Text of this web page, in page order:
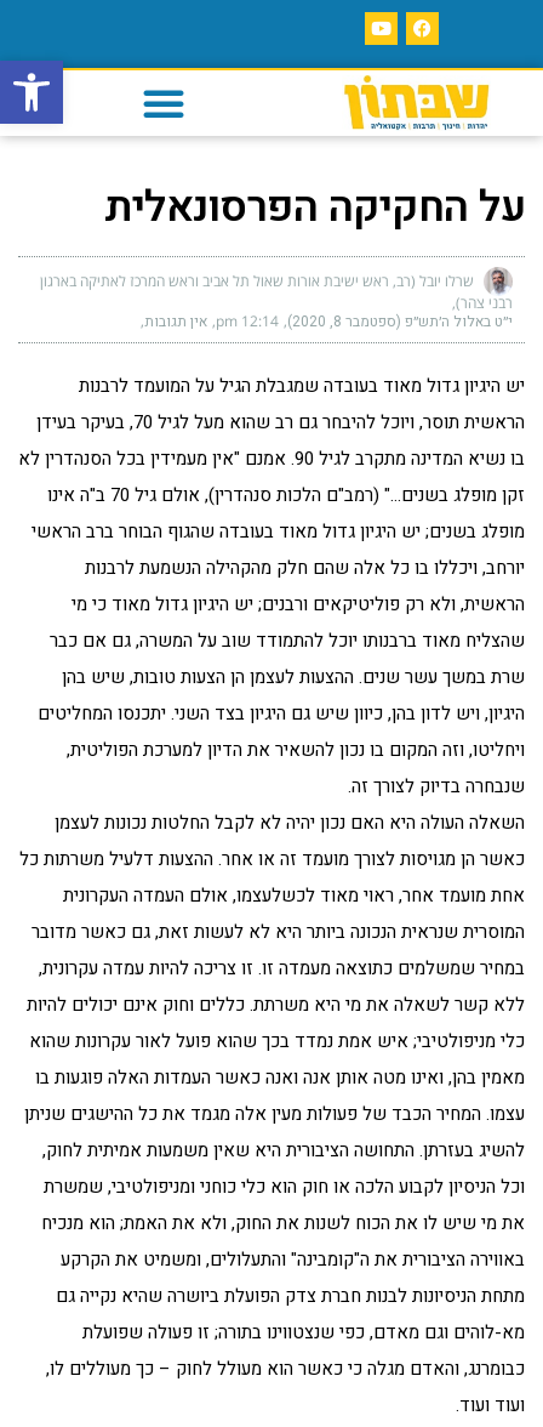
פתח
על החקיקה הפרסונאלית
שרלו יובל (רב, ראש ישיבת אורות שאול תל אביב וראש המרכז לאתיקה בארגון
רבני צהר)
י״ט באלול ה׳תש״פ (ספטמבר 8, 2020) 12:14 pm אין תגובות
יש היגיון גדול מאוד בעובדה שמגבלת הגיל על המועמד לרבנות
הראשית תוסר, ויוכל להיבחר גם רב שהוא מעל לגיל 70, בעיקר בעידן
בו נשיא המדינה מתקרב לגיל 90. אמנם "אין מעמידין בכל הסנהדרין לא
זקן מופלג בשנים…" (רמב"ם הלכות סנהדרין), אולם גיל 70 ב"ה אינו
מופלג בשנים; יש היגיון גדול מאוד בעובדה שהגוף הבוחר ברב הראשי
יורחב, ויכללו בו כל אלה שהם חלק מהקהילה הנשמעת לרבנות
הראשית, ולא רק פוליטיקאים ורבנים; יש היגיון גדול מאוד כי מי
שהצליח מאוד ברבנותו יוכל להתמודד שוב על המשרה, גם אם כבר
שרת במשך עשר שנים. ההצעות לעצמן הן הצעות טובות, שיש בהן
היגיון, ויש לדון בהן, כיוון שיש גם היגיון בצד השני. יתכנסו המחליטים
ויחליטו, וזה המקום בו נכון להשאיר את הדיון למערכת הפוליטית,
שנבחרה בדיוק לצורך זה.
השאלה העולה היא האם נכון יהיה לא לקבל החלטות נכונות לעצמן
כאשר הן מגויסות לצורך מועמד זה או אחר. ההצעות דלעיל משרתות כל
אחת מועמד אחר, ראוי מאוד לכשלעצמו, אולם העמדה העקרונית
המוסרית שנראית הנכונה ביותר היא לא לעשות זאת, גם כאשר מדובר
במחיר שמשלמים כתוצאה מעמדה זו. זו צריכה להיות עמדה עקרונית,
ללא קשר לשאלה את מי היא משרתת. כללים וחוק אינם יכולים להיות
כלי מניפולטיבי; איש אמת נמדד בכך שהוא פועל לאור עקרונות שהוא
מאמין בהן, ואינו מטה אותן אנה ואנה כאשר העמדות האלה פוגעות בו
עצמו. המחיר הכבד של פעולות מעין אלה מגמד את כל ההישגים שניתן
להשיג בעזרתן. התחושה הציבורית היא שאין משמעות אמיתית לחוק,
וכל הניסיון לקבוע הלכה או חוק הוא כלי כוחני ומניפולטיבי, שמשרת
את מי שיש לו את הכוח לשנות את החוק, ולא את האמת; הוא מנכיח
באווירה הציבורית את ה"קומבינה" והתעלולים, ומשמיט את הקרקע
מתחת הניסיונות לבנות חברת צדק הפועלת ביושרה שהיא נקייה גם
מא-לוהים וגם מאדם, כפי שנצטווינו בתורה; זו פעולה שפועלת
כבומרנג, והאדם מגלה כי כאשר הוא מעולל לחוק – כך מעוללים לו,
ועוד ועוד.